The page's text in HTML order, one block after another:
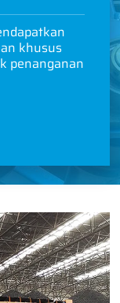
khusus
penanganan